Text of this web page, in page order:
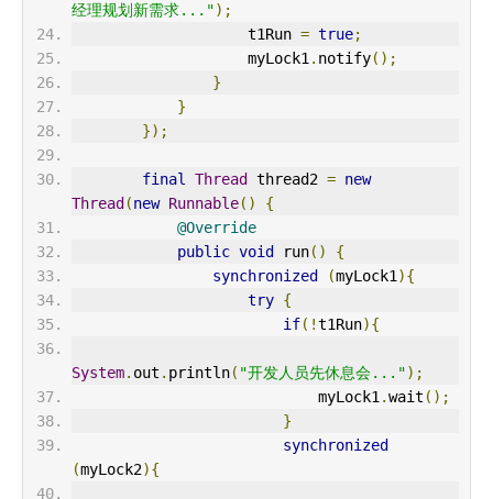
经理规划新需求...");
                    t1Run
= true;
                    myLock1
. notify();
}
}
});
final Thread thread2 = new
Thread (new Runnable()
{
@Override
public void run()
{
synchronized
(myLock1){
try {
if(!t1Run){
System. out . println( "开发人员先休息会...");
                            myLock1
.wait ();
}
synchronized
(myLock2){